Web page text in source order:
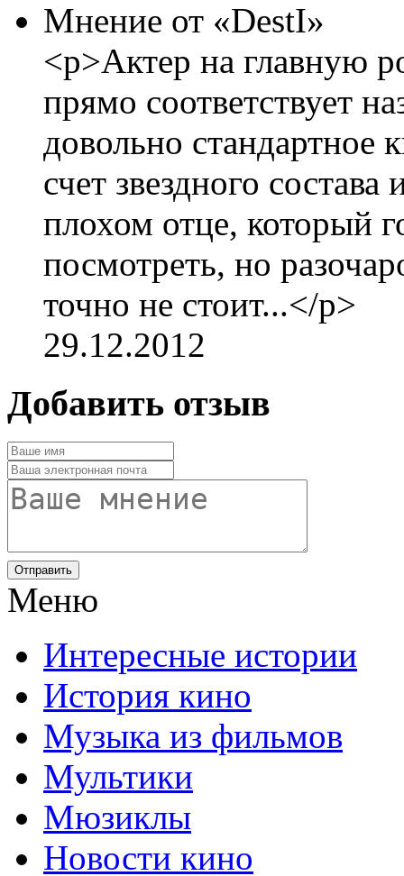
Мнение от «DestI»
<p>Актер на главную
прямо соответствует
довольно стандартное
счет звездного
плохом отце, который
посмотреть, но
точно не стоит...</p>
29.12.2012
Добавить отзыв
Отправить
Меню
Интересные истории
История кино
Музыка из фильмов
Мультики
Мюзиклы
Новости кино